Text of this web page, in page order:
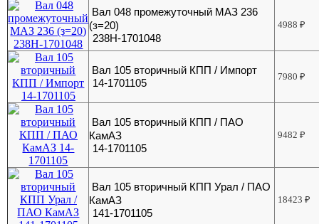
Вал 048 промежуточный МАЗ 236
(з=20)
238Н-1701048
4988₽
Вал 105 вторичный КПП / Импорт
14-1701105
7980₽
Вал 105 вторичный КПП / ПАО
КамАЗ
14-1701105
9482₽
Вал 105 вторичный КПП Урал / ПАО
КамАЗ
141-1701105
18423₽